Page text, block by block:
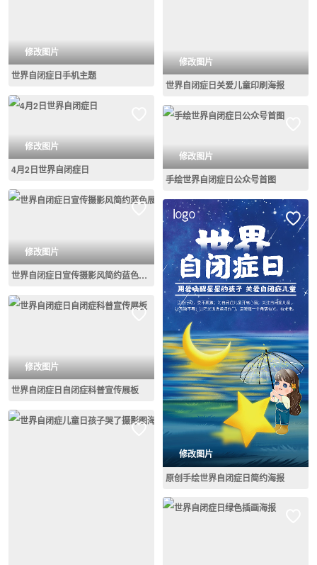
修改图片
世界自闭症日手机主题
修改图片
4月2日世界自闭症日
修改图片
世界自闭症日宣传摄影风简约蓝色展板
修改图片
世界自闭症日自闭症科普宣传展板
修改图片
世界自闭症日关爱儿童印刷海报
修改图片
手绘世界自闭症日公众号首图
修改图片
原创手绘世界自闭症日简约海报